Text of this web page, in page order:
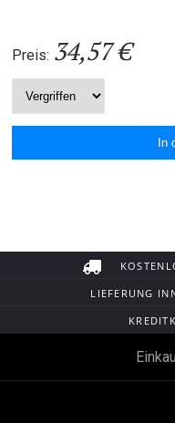
Preis: 34,57 €
LIEFERUNG